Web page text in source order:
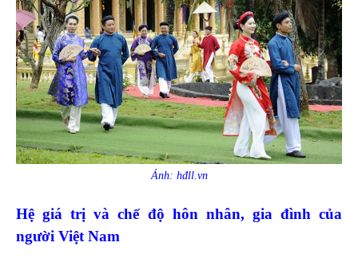
Ảnh: hđll.vn
Hệ giá trị và chế độ hôn nhân, gia đình của
người Việt Nam